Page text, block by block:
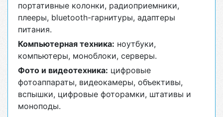
портативные колонки, радиоприемники,
плееры, bluetooth-гарнитуры, адаптеры
питания.
Компьютерная техника: ноутбуки,
компьютеры, моноблоки, серверы.
Фото и видеотехника: цифровые
фотоаппараты, видеокамеры, объективы,
вспышки, цифровые фоторамки, штативы и
моноподы.